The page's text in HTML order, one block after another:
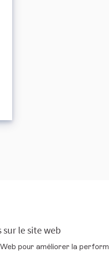
le site web
pour améliorer la
sur Twitter
et environnemental sur
social et environnemental
social et